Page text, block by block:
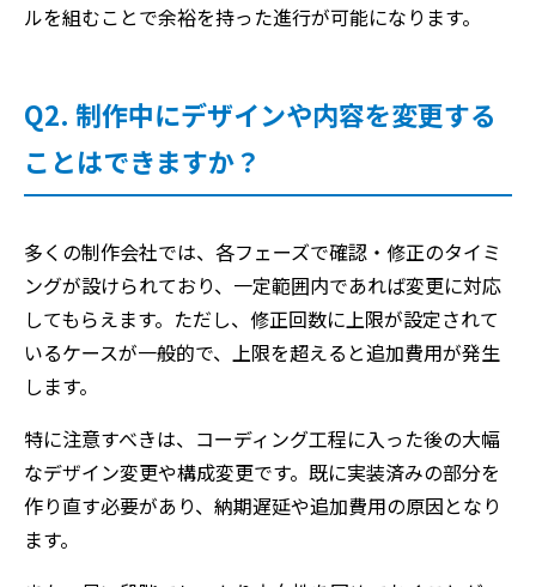
ルを組むことで余裕を持った進行が可能になります。
Q2. 制作中にデザインや内容を変更する
ことはできますか？
多くの制作会社では、各フェーズで確認・修正のタイミ
ングが設けられており、一定範囲内であれば変更に対応
してもらえます。ただし、修正回数に上限が設定されて
いるケースが一般的で、上限を超えると追加費用が発生
します。
特に注意すべきは、コーディング工程に入った後の大幅
なデザイン変更や構成変更です。既に実装済みの部分を
作り直す必要があり、納期遅延や追加費用の原因となり
ます。